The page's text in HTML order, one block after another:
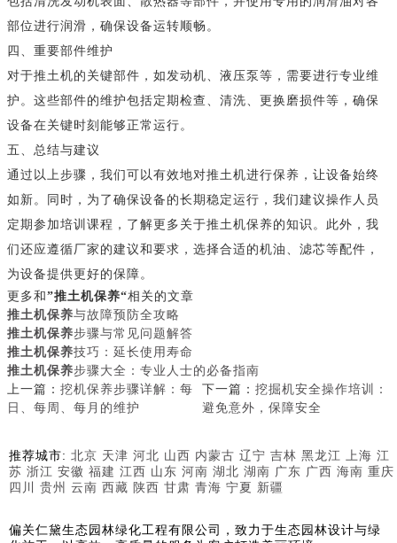
部位进行润滑，确保设备运转顺畅。
四、重要部件维护
对于推土机的关键部件，如发动机、液压泵等，需要进行专业维
护。这些部件的维护包括定期检查、清洗、更换磨损件等，确保
设备在关键时刻能够正常运行。
五、总结与建议
通过以上步骤，我们可以有效地对推土机进行保养，让设备始终
如新。同时，为了确保设备的长期稳定运行，我们建议操作人员
定期参加培训课程，了解更多关于推土机保养的知识。此外，我
们还应遵循厂家的建议和要求，选择合适的机油、滤芯等配件，
为设备提供更好的保障。
更多和 ”推土机保养“相关的文章
推土机保养与故障预防全攻略
推土机保养步骤与常见问题解答
推土机保养技巧：延长使用寿命
推土机保养步骤大全：专业人士的必备指南
上一篇： 挖机保养步骤详解：每
日、每周、每月的维护
下一篇： 挖掘机安全操作培训：
避免意外，保障安全
推荐城市: 北京 天津 河北 山西 内蒙古 辽宁 吉林 黑龙江 上海 江
苏 浙江 安徽 福建 江西 山东 河南 湖北 湖南 广东 广西 海南 重庆
四川
贵州 云南 西藏 陕西 甘肃 青海 宁夏 新疆
偏关仁黛生态园林绿化工程有限公司，致力于生态园林设计与绿